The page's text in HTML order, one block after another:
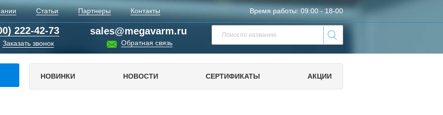
Статьи Партнеры Контакты Время работы: 09:00 - 18-00
222-42-73
Заказать звонок
sales@megavarm.ru
Обратная связь
НОВИНКИ НОВОСТИ СЕРТИФИКАТЫ АКЦИИ